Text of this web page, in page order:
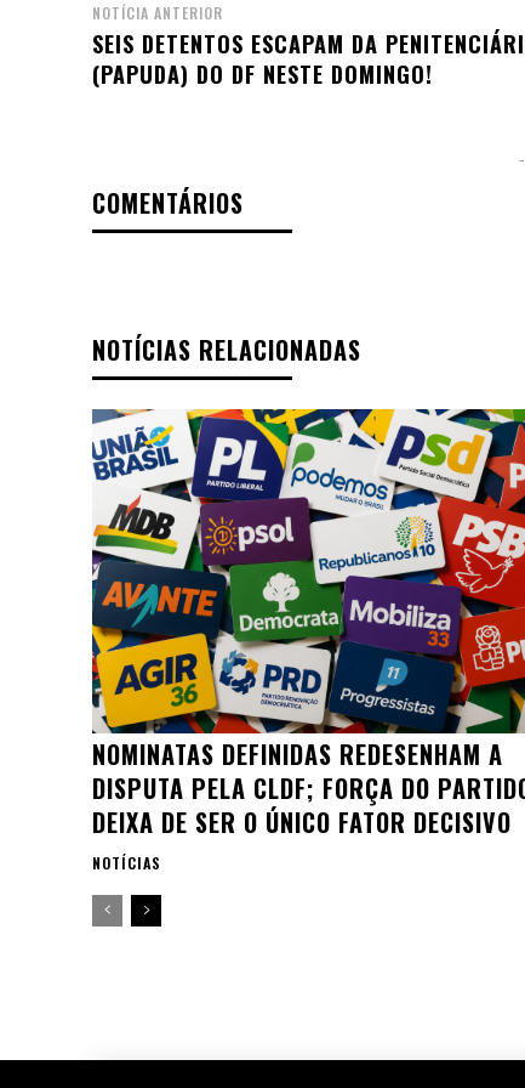
NOTÍCIA ANTERIOR
SEIS DETENTOS ESCAPAM DA
(PAPUDA) DO DF NESTE DOMINGO!
COMENTÁRIOS
NOTÍCIAS RELACIONADAS
NOMINATAS DEFINIDAS REDESENHAM A
DISPUTA PELA CLDF; FORÇA DO
DEIXA DE SER O ÚNICO FATOR DECISIVO
NOTÍCIAS